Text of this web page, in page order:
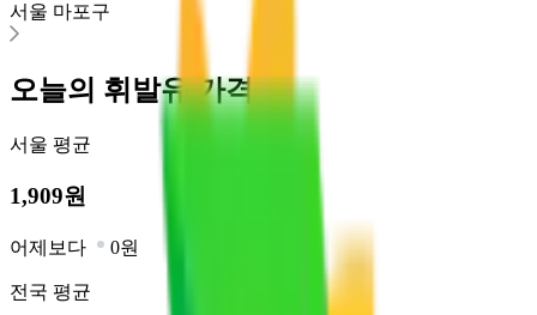
서울 마포구
오늘의 휘발유가격
서울 평균
1,909원
어제보다 0원
전국 평균